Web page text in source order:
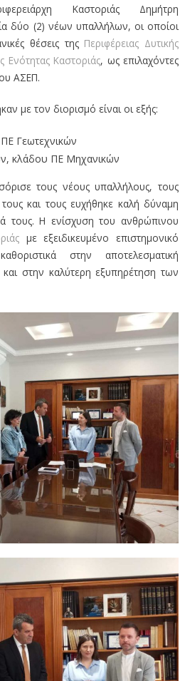
Καστοριάς Δημήτρη
δύο (2) νέων υπαλλήλων, οι οποίοι
θέσεις της Περιφέρειας Δυτικής
Ενότητας Καστοριάς, ως επιλαχόντες
ΑΣΕΠ.
με τον διορισμό είναι οι εξής:
Γεωτεχνικών
κλάδου ΠΕ Μηχανικών
τους νέους υπαλλήλους, τους
και τους ευχήθηκε καλή δύναμη
τους. Η ενίσχυση του ανθρώπινου
με εξειδικευμένο επιστημονικό
στην αποτελεσματική
στην καλύτερη εξυπηρέτηση των